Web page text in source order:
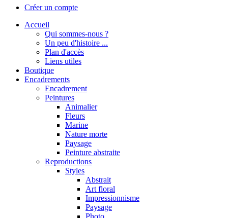
Créer un compte
Accueil
Qui sommes-nous ?
Un peu d'histoire ...
Plan d'accès
Liens utiles
Boutique
Encadrements
Encadrement
Peintures
Animalier
Fleurs
Marine
Nature morte
Paysage
Peinture abstraite
Reproductions
Styles
Abstrait
Art floral
Impressionnisme
Paysage
Photo